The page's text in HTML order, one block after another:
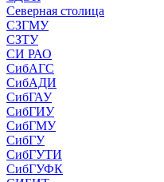
Северная столица
СЗГМУ
СЗТУ
СИ РАО
СибАГС
СибАДИ
СибГАУ
СибГИУ
СибГМУ
СибГУ
СибГУТИ
СибГУФК